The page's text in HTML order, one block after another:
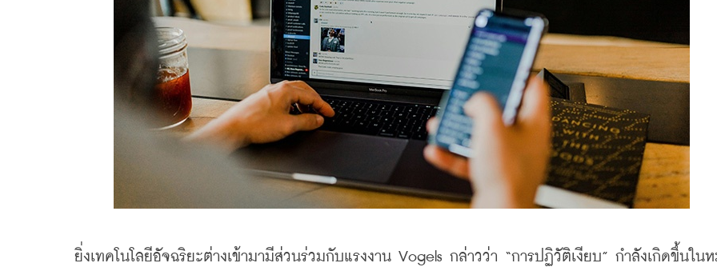
ยิ่งเทคโนโลยีอัจฉริยะต่างเข้ามามีส่วนร่วมกับแรงงาน Vogels กล่าวว่า “การปฏิวัติเงียบ” กำลังเกิดขึ้นใน